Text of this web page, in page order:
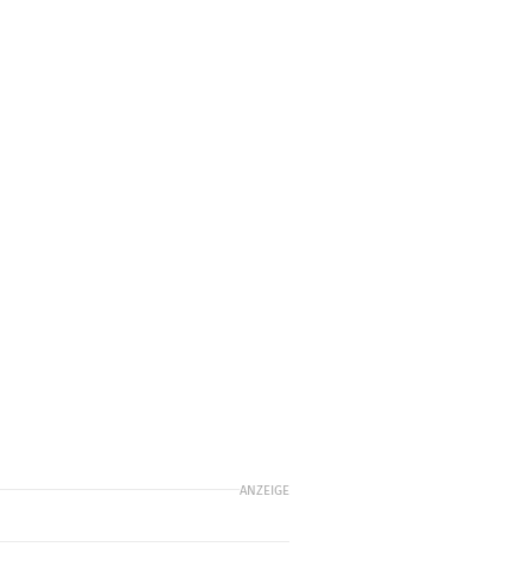
ANZEIGE